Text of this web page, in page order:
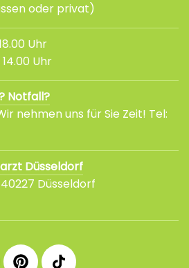
oder privat)
Uhr
Uhr
Notfall?
nehmen uns für Sie Zeit! Tel:
Düsseldorf
Düsseldorf
360°
360°